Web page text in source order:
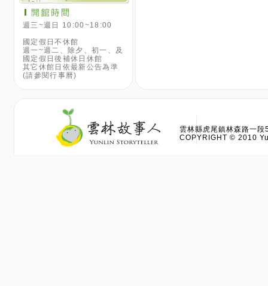
週三~週日 10:00~18:00
國定假日不休館
週一~週二、除夕、初一、及
國定假日後補休日休館
其它休館日依最新公告為準
(請參閱行事曆)
雲林縣虎尾鎮林森路
COPYRIGHT © 2010